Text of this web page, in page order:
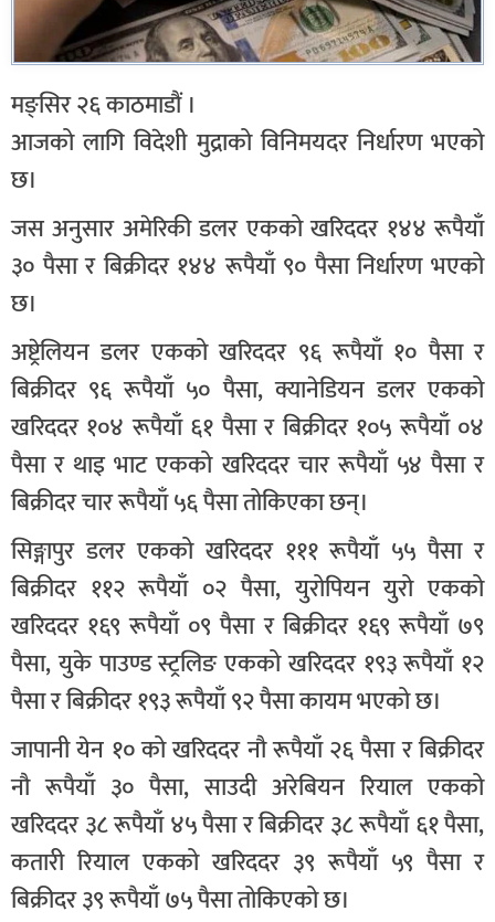
मङ्सिर २६ काठमाडौं ।
आजको लागि विदेशी मुद्राको विनिमयदर निर्धारण भएको
छ।
जस अनुसार अमेरिकी डलर एकको खरिददर १४४ रूपैयाँ
३० पैसा र बिक्रीदर १४४ रूपैयाँ ९० पैसा निर्धारण भएको
छ।
अष्ट्रेलियन डलर एकको खरिददर ९६ रूपैयाँ १० पैसा र
बिक्रीदर ९६ रूपैयाँ ५० पैसा, क्यानेडियन डलर एकको
खरिददर १०४ रूपैयाँ ६१ पैसा र बिक्रीदर १०५ रूपैयाँ ०४
पैसा र थाइ भाट एकको खरिददर चार रूपैयाँ ५४ पैसा र
बिक्रीदर चार रूपैयाँ ५६ पैसा तोकिएका छन्।
सिङ्गापुर डलर एकको खरिददर १११ रूपैयाँ ५५ पैसा र
बिक्रीदर ११२ रूपैयाँ ०२ पैसा, युरोपियन युरो एकको
खरिददर १६९ रूपैयाँ ०९ पैसा र बिक्रीदर १६९ रूपैयाँ ७९
पैसा, युके पाउण्ड स्ट्रलिङ एकको खरिददर १९३ रूपैयाँ १२
पैसा र बिक्रीदर १९३ रूपैयाँ ९२ पैसा कायम भएको छ।
जापानी येन १० को खरिददर नौ रूपैयाँ २६ पैसा र बिक्रीदर
नौ रूपैयाँ ३० पैसा, साउदी अरेबियन रियाल एकको
खरिददर ३८ रूपैयाँ ४५ पैसा र बिक्रीदर ३८ रूपैयाँ ६१ पैसा,
कतारी रियाल एकको खरिददर ३९ रूपैयाँ ५९ पैसा र
बिक्रीदर ३९ रूपैयाँ ७५ पैसा तोकिएको छ।